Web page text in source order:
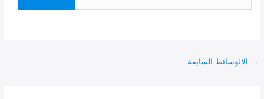
→ الالوسائط السابقة